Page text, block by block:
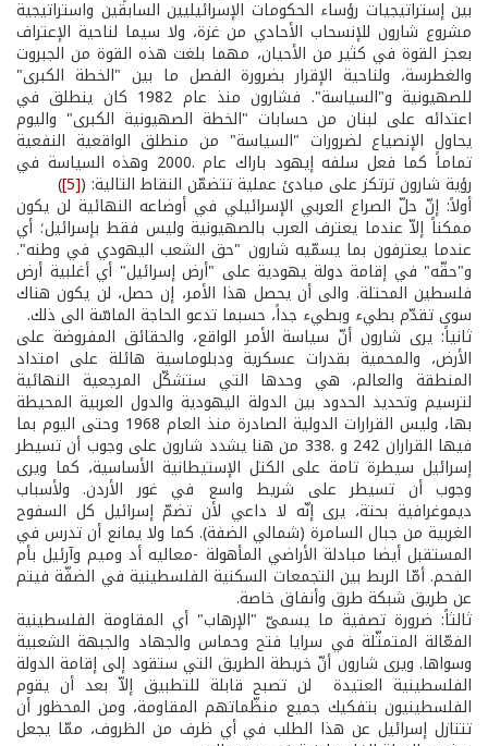
بين إستراتيجيات رؤساء الحكومات الإسرائيليين السابقين واستراتيجية
مشروع شارون للإنسحاب الأحادي من غزة، ولا سيما لناحية الإعتراف
بعجز القوة في كثير من الأحيان، مهما بلغت هذه القوة من الجبروت
والغطرسة، ولناحية الإقرار بضرورة الفصل ما بين "الخطة الكبرى"
للصهيونية و"السياسة". فشارون منذ عام 1982 كان ينطلق في
اعتدائه على لبنان من حسابات "الخطة الصهيونية الكبرى" واليوم
يحاول الإنصياع لضرورات "السياسة" من منطلق الواقعية النفعية
تماماً كما فعل سلفه إيهود باراك عام .2000 وهذه السياسة في
رؤية شارون ترتكز على مبادئ عملية تتضمّن النقاط التالية: ([5]
)
أولاً: إنّ حلّ الصراع العربي الإسرائيلي في أوضاعه النهائية لن يكون
ممكناً إلاّ عندما يعترف العرب بالصهيونية وليس فقط بإسرائيل؛ أي
عندما يعترفون بما يسمّيه شارون "حق الشعب اليهودي في وطنه".
و"حقّه" في إقامة دولة يهودية على "أرض إسرائيل" أي أغلبية أرض
فلسطين المحتلة. والى أن يحصل هذا الأمر، إن حصل، لن يكون هناك
سوى تقدّم بطيء وبطيء جداً، حسبما تدعو الحاجة الماسّة الى ذلك.
ثانياً: يرى شارون أنّ سياسة الأمر الواقع، والحقائق المفروضة على
الأرض، والمحمية بقدرات عسكرية ودبلوماسية هائلة على امتداد
المنطقة والعالم، هي وحدها التي ستشكّل المرجعية النهائية
لترسيم وتحديد الحدود بين الدولة اليهودية والدول العربية المحيطة
بها، وليس القرارات الدولية الصادرة منذ العام 1968 وحتى اليوم بما
فيها القراران 242 و .338 من هنا يشدد شارون على وجوب أن تسيطر
إسرائيل سيطرة تامة على الكتل الإستيطانية الأساسية، كما ويرى
وجوب أن تسيطر على شريط واسع في غور الأردن. ولأسباب
ديموغرافية بحتة، يرى إنّه لا داعي لأن تضمّ إسرائيل كل السفوح
الغربية من جبال السامرة (شمالي الضفة). كما ولا يمانع أن تدرس في
المستقبل أيضا مبادلة الأراضي المأهولة -معاليه أد وميم وآرئيل­ بأم
الفحم. أمّا الربط بين التجمعات السكنية الفلسطينية في الضفّة فيتم
عن طريق شبكة طرق وأنفاق خاصة.
ثالثاً: ضرورة تصفية ما يسمىّ "الإرهاب" أي المقاومة الفلسطينية
الفعّالة المتمثّلة في سرايا فتح وحماس والجهاد والجبهة الشعبية
وسواها. ويرى شارون أنّ خريطة الطريق التي ستقود إلى إقامة الدولة
الفلسطينية العتيدة لن تصبح قابلة للتطبيق إلاّ بعد أن يقوم
الفلسطينيون بتفكيك جميع منظّماتهم المقاومة، ومن المحظور أن
تتنازل إسرائيل عن هذا الطلب في أي ظرف من الظروف، ممّا يجعل